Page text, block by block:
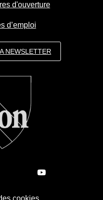
d'ouverture
d’emploi
NEWSLETTER
cookies